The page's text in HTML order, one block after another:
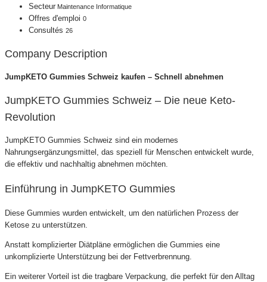
Secteur Maintenance Informatique
Offres d'emploi 0
Consultés 26
Company Description
JumpKETO Gummies Schweiz kaufen – Schnell abnehmen
JumpKETO Gummies Schweiz – Die neue Keto-
Revolution
JumpKETO Gummies Schweiz sind ein modernes
Nahrungsergänzungsmittel, das speziell für Menschen entwickelt wurde,
die effektiv und nachhaltig abnehmen möchten.
Einführung in JumpKETO Gummies
Diese Gummies wurden entwickelt, um den natürlichen Prozess der
Ketose zu unterstützen.
Anstatt komplizierter Diätpläne ermöglichen die Gummies eine
unkomplizierte Unterstützung bei der Fettverbrennung.
Ein weiterer Vorteil ist die tragbare Verpackung, die perfekt für den Alltag